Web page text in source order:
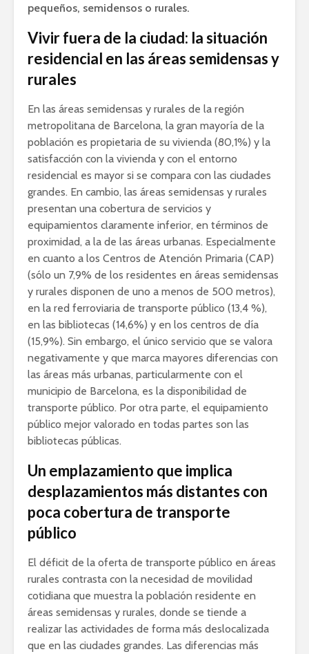
pequeños, semidensos o rurales.
Vivir fuera de la ciudad: la situación
residencial en las áreas semidensas y
rurales
En las áreas semidensas y rurales de la región
metropolitana de Barcelona, ​​la gran mayoría de la
población es propietaria de su vivienda (80,1%) y la
satisfacción con la vivienda y con el entorno
residencial es mayor si se compara con las ciudades
grandes. En cambio, las áreas semidensas y rurales
presentan una cobertura de servicios y
equipamientos claramente inferior, en términos de
proximidad, a la de las áreas urbanas. Especialmente
en cuanto a los Centros de Atención Primaria (CAP)
(sólo un 7,9% de los residentes en áreas semidensas
y rurales disponen de uno a menos de 500 metros),
en la red ferroviaria de transporte público (13,4 %),
en las bibliotecas (14,6%) y en los centros de día
(15,9%). Sin embargo, el único servicio que se valora
negativamente y que marca mayores diferencias con
las áreas más urbanas, particularmente con el
municipio de Barcelona, ​​es la disponibilidad de
transporte público. Por otra parte, el equipamiento
público mejor valorado en todas partes son las
bibliotecas públicas.
Un emplazamiento que implica
desplazamientos más distantes con
poca cobertura de transporte
público
El déficit de la oferta de transporte público en áreas
rurales contrasta con la necesidad de movilidad
cotidiana que muestra la población residente en
áreas semidensas y rurales, donde se tiende a
realizar las actividades de forma más deslocalizada
que en las ciudades grandes. Las diferencias más